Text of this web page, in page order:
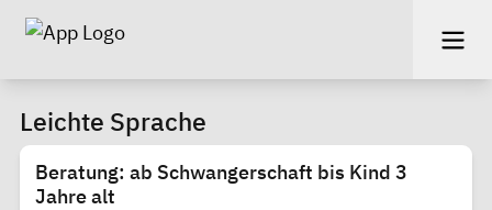
Leichte Sprache
Beratung: ab Schwangerschaft bis Kind 3
Jahre alt